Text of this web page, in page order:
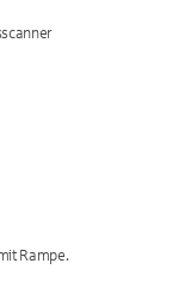
Rampe.